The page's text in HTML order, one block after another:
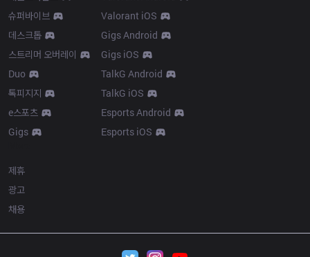
슈퍼바이브
데스크톱
스트리머 오버레이
Duo
톡피지지
e스포츠
Gigs
Valorant iOS
Gigs Android
Gigs iOS
TalkG Android
TalkG iOS
Esports Android
Esports iOS
제휴
광고
채용